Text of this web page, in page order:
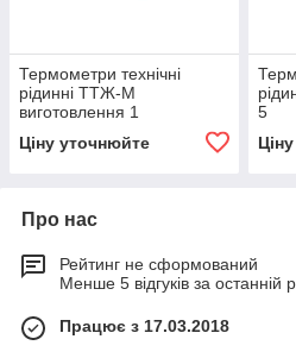
Термометри технічні
рідинні ТТЖ-М
виготовлення 1
Ціну уточнюйте
5
Про нас
Рейтинг не сформований
Менше 5 відгуків за останній
Працює з 17.03.2018